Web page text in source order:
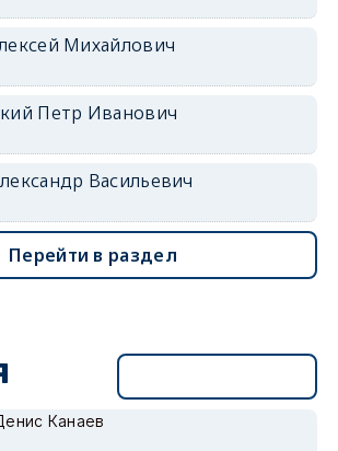
Михайлович
Петр Иванович
Васильевич
Перейти в раздел
Канаев